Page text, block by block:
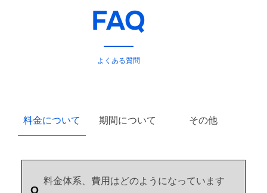
FAQ
よくある質問
料金について 期間について その他
料金体系、費用はどのようになっています